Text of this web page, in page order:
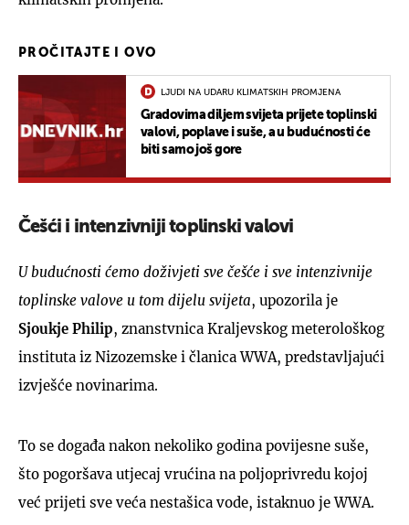
PROČITAJTE I OVO
LJUDI NA UDARU KLIMATSKIH PROMJENA
Gradovima diljem svijeta prijete toplinski
valovi, poplave i suše, a u budućnosti će
biti samo još gore
Češći i intenzivniji toplinski valovi
U budućnosti ćemo doživjeti sve češće i sve intenzivnije
toplinske valove u tom dijelu svijeta, upozorila je
Sjoukje Philip, znanstvnica Kraljevskog meterološkog
instituta iz Nizozemske i članica WWA, predstavljajući
izvješće novinarima.
To se događa nakon nekoliko godina povijesne suše,
što pogoršava utjecaj vrućina na poljoprivredu kojoj
već prijeti sve veća nestašica vode, istaknuo je WWA.